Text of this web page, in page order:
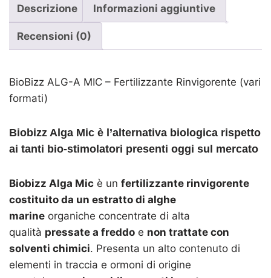
Descrizione Informazioni aggiuntive
Recensioni (0)
BioBizz ALG-A MIC – Fertilizzante Rinvigorente (vari
formati)
Biobizz Alga Mic è l’alternativa biologica rispetto
ai tanti bio-stimolatori presenti oggi sul mercato
Biobizz Alga Mic è un fertilizzante rinvigorente
costituito da un estratto di alghe
marine organiche concentrate di alta
qualità pressate a freddo e non trattate con
solventi chimici. Presenta un alto contenuto di
elementi in traccia e ormoni di origine